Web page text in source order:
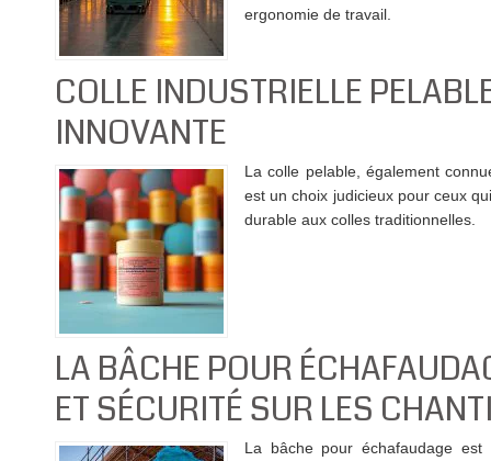
ergonomie de travail.
COLLE INDUSTRIELLE
INNOVANTE
La colle pelable, également
est un choix judicieux pour ceux
durable aux colles traditionnelles.
LA BÂCHE POUR
ET SÉCURITÉ SUR LES
La bâche pour échafaudage